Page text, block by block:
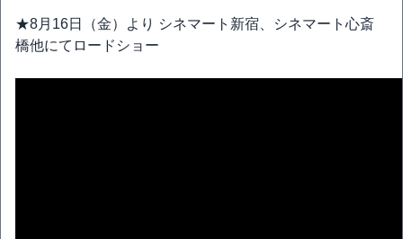
★8月16日（金）より シネマート新宿、シネマート心斎
橋他にてロードショー